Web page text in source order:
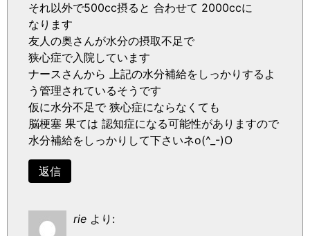
それ以外で500cc摂ると 合わせて 2000ccに
なります
友人の奥さんが水分の摂取不足で
狭心症で入院しています
ナースさんから 上記の水分補給をしっかりするよ
う管理されているそうです
仮に水分不足で 狭心症にならなくても
脳梗塞 果ては 認知症になる可能性がありますので
水分補給をしっかりして下さいネo(^_-)O
返信
rie より: